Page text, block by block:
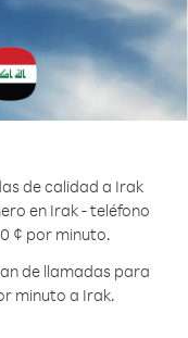
de calidad a Irak
en Irak - teléfono
¢ por minuto.
de llamadas para
minuto a Irak.